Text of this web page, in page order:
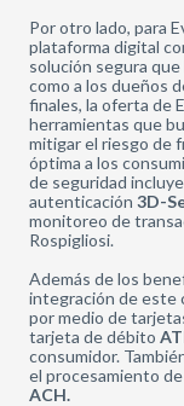
Por otro lado, para
plataforma digital
solución segura
como a los dueños
finales, la oferta de
herramientas que
mitigar el riesgo de
óptima a los
de seguridad
autenticación 3D-
monitoreo de
Rospigliosi.
Además de los
integración de este
por medio de
tarjeta de débito
consumidor.
el procesamiento
ACH.